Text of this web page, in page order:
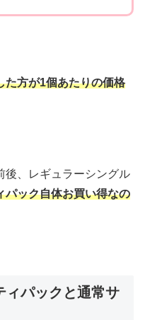
た方が1個あたりの価格
後、レギュラーシングル
パック自体お買い得なの
パックと通常サ